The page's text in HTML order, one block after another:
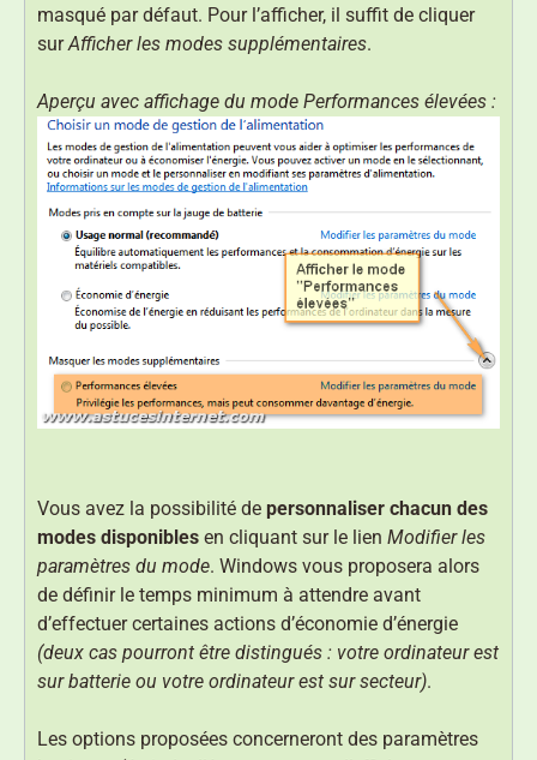
masqué par défaut. Pour l’afficher, il suffit de cliquer
surAfficher les modes supplémentaires.
Aperçu avec affichage du mode Performances élevées :
Vous avez la possibilité de personnaliser chacun des
modes disponibles en cliquant sur le lien Modifier les
paramètres du mode. Windows vous proposera alors
de définir le temps minimum à attendre avant
d’effectuer certaines actions d’économie d’énergie
(deux cas pourront être distingués : votre ordinateur est
sur batterie ou votre ordinateur est sur secteur).
Les options proposées concerneront des paramètres